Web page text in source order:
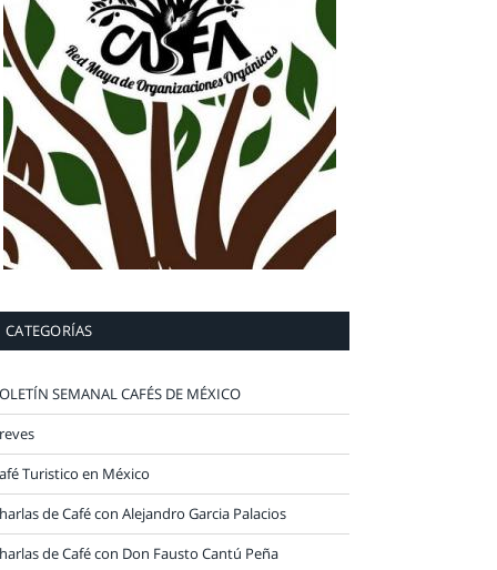
CATEGORÍAS
SEMANAL CAFÉS DE MÉXICO
Turistico en México
de Café con Alejandro Garcia Palacios
de Café con Don Fausto Cantú Peña